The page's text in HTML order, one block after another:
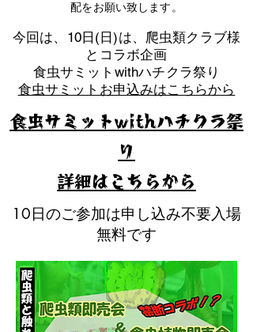
配をお願い致します。
​今回は、10日(日)は、爬虫類クラブ様
とコラボ企画
​食虫サミットwithハチクラ祭り
食虫サミットお申込みはこちらから
10日のご参加は申し込み不要入場
無料です
食虫サミットwithハチクラ祭
り
​詳細はこちらから